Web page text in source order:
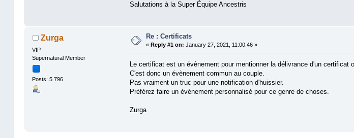
Salutations à la Super Équipe Ancestris
Zurga
VIP
Supernatural Member
Posts: 5 796
Re : Certificats
« Reply #1 on: January 27, 2021, 11:00:46 »
Le certificat est un évènement pour mentionner la délivrance d'un
C'est donc un évènement commun au couple.
Pas vraiment un truc pour une notification d'huissier.
Préférez faire un évènement personnalisé pour ce genre de choses.
Zurga